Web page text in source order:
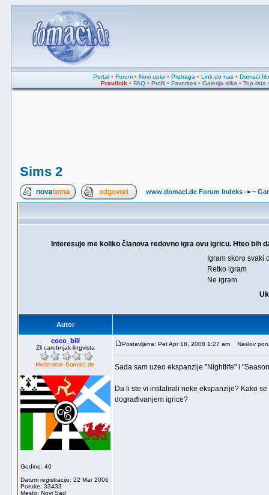
Portal• Forum• Novi upisi• Pretraga • Link do nas• Domaći
Pravilnik • FAQ • Profil • Favorites • Galerija slika • Top lista
Sims 2
www.domaci.de Forum Indeks -> ~
Interesuje me koliko članova redovno igra ovu igricu. Hteo
Igram skoro svaki
Retko igram
Ne igram
Autor
coco_bill
Zli carobnjak-lingvista
Godine: 46
Datum registracije: 22 Mar 2006
Poruke: 33433
Mesto: Novi Sad
Postavljena: Pet Apr 18, 2008 1:27 am Naslov
Sada sam uzeo ekspanzije "Nightlife" i
Da li ste vi instalirali neke ekspanzije? Kako
dograđivanjem igrice?